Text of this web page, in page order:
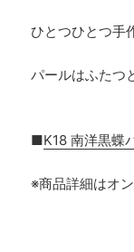
ひとつひとつ手
パールはふたつ
■K18 南洋黒蝶
※商品詳細はオ